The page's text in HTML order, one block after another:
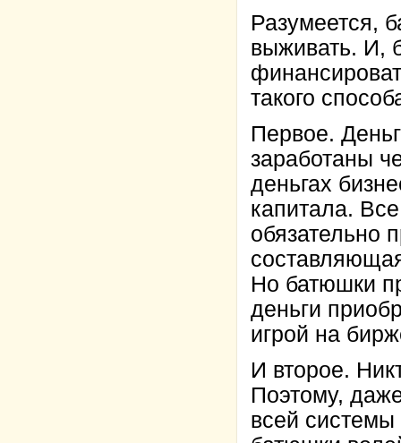
Разумеется,
выживать. И,
такого
Первое.
заработаны
деньгах
капитала.
обязательно
Но батюшки
деньги
игрой на
И второе.
Поэтому,
всей